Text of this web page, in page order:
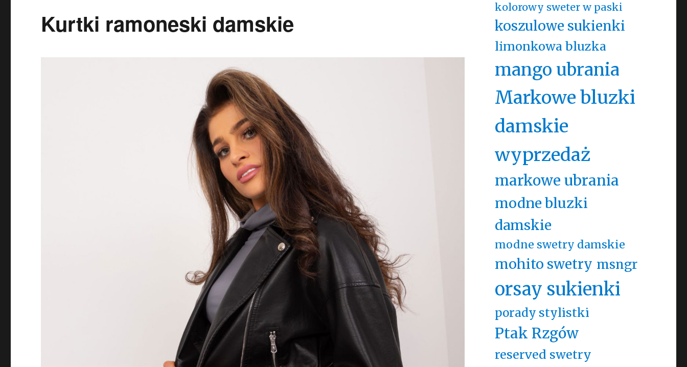
Kurtki ramoneski damskie
kolorowy sweter w paski
koszulowe sukienki
limonkowa bluzka
mango ubrania
Markowe bluzki
damskie
wyprzedaż
markowe ubrania
modne bluzki
damskie
modne swetry damskie
mohito swetry msngr
orsay sukienki
porady stylistki
Ptak Rzgów
reserved swetry